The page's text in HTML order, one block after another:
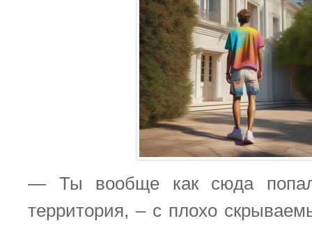
— Ты вообще как сюда
территория, – с плохо